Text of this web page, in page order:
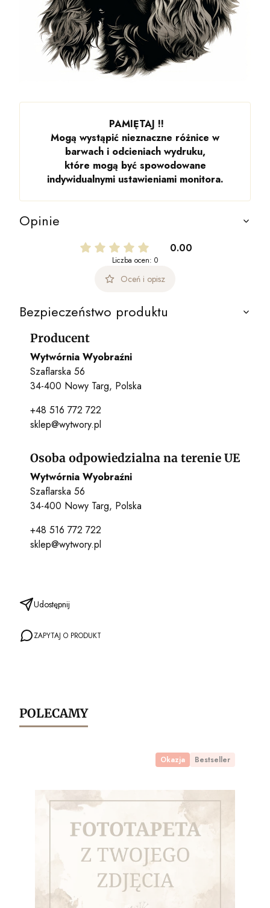
PAMIĘTAJ !!
Mogą wystąpić nieznaczne różnice w
barwach i odcieniach wydruku,
które mogą być spowodowane
indywidualnymi ustawieniami monitora.
Opinie
0.00
Liczba ocen: 0
Oceń i opisz
Bezpieczeństwo produktu
Producent
Wytwórnia Wyobraźni
Szaflarska 56
34-400 Nowy Targ, Polska
+48 516 772 722
sklep@wytwory.pl
Osoba odpowiedzialna na terenie UE
Wytwórnia Wyobraźni
Szaflarska 56
34-400 Nowy Targ, Polska
+48 516 772 722
sklep@wytwory.pl
Udostępnij
ZAPYTAJ O PRODUKT
POLECAMY
Okazja Bestseller